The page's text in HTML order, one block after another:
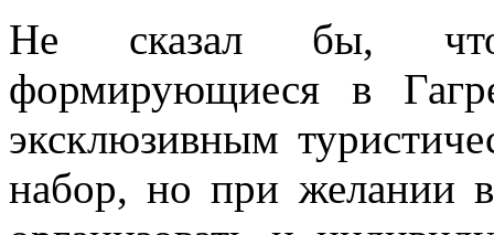
Не сказал бы, что
формирующиеся в
эксклюзивным
набор, но при желании